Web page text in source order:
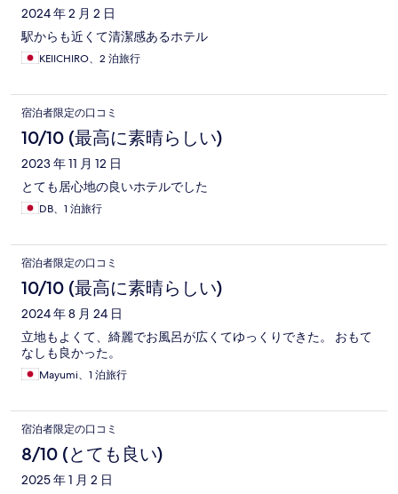
2024 年 2 月 2 日
駅からも近くて清潔感あるホテル
KEIICHIRO、2 泊旅行
宿泊者限定の口コミ
10/10 (最高に素晴らしい)
2023 年 11 月 12 日
とても居心地の良いホテルでした
DB、1 泊旅行
宿泊者限定の口コミ
10/10 (最高に素晴らしい)
2024 年 8 月 24 日
立地もよくて、綺麗でお風呂が広くてゆっくりできた。 おもて
なしも良かった。
Mayumi、1 泊旅行
宿泊者限定の口コミ
8/10 (とても良い)
2025 年 1 月 2 日